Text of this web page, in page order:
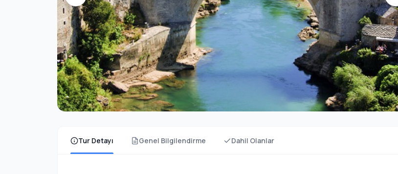
Tur Detayı Genel Bilgilendirme Dahil Olanlar